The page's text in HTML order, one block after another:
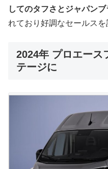
してのタフさとジャパン
れており好調なセールスを
2024年 プロエース
テージに